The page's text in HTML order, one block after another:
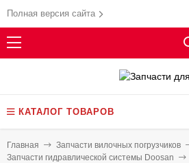
Полная версия сайта
КАТАЛОГ ТОВАРОВ
Главная Запчасти вилочных погрузчиков
Запчасти гидравлической системы Doosan